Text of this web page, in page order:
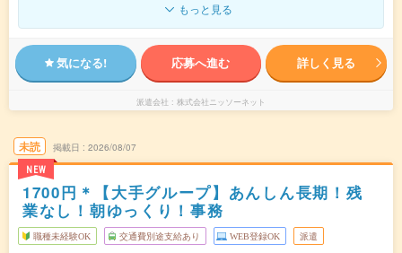
もっと見る
気になる! 応募へ進む 詳しく見る
派遣会社 株式会社ニッソーネット
未読
NEW
掲載日 2026/08/07
1700円＊【大手グループ】あんしん長期！残
業なし！朝ゆっくり！事務
職種未経験OK 交通費別途支給あり WEB登録OK 派遣